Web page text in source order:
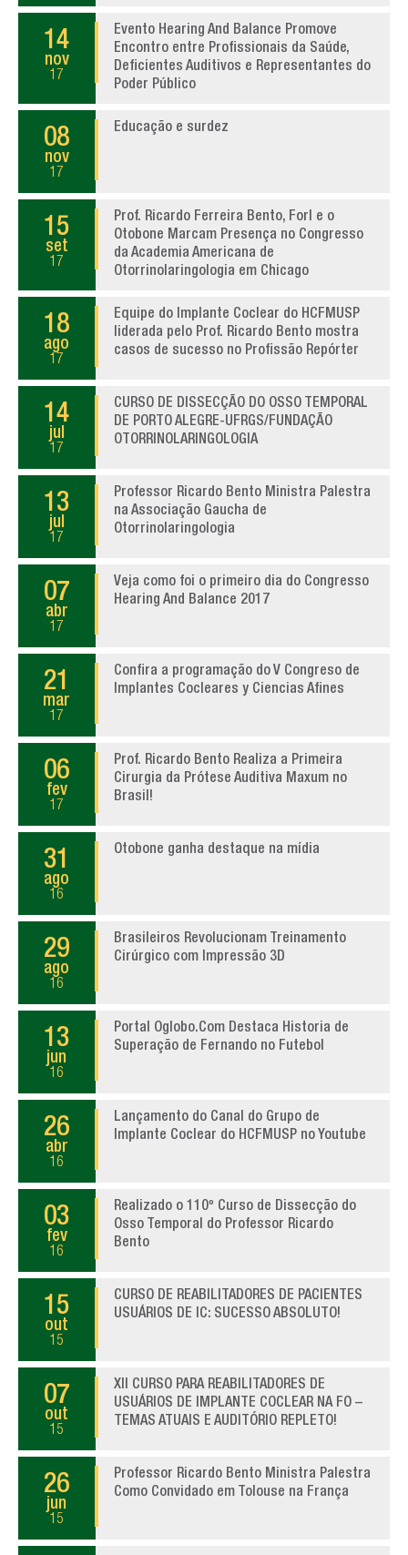
14
nov
17
Evento Hearing And Balance Promove
Encontro entre Profissionais da Saúde,
Deficientes Auditivos e Representantes do
Poder Público
08
nov
17
Educação e surdez
15
set
17
Prof. Ricardo Ferreira Bento, Forl e o
Otobone Marcam Presença no Congresso
da Academia Americana de
Otorrinolaringologia em Chicago
18
ago
17
Equipe do Implante Coclear do HCFMUSP
liderada pelo Prof. Ricardo Bento mostra
casos de sucesso no Profissão Repórter
14
jul
17
CURSO DE DISSECÇÃO DO OSSO TEMPORAL
DE PORTO ALEGRE-UFRGS/FUNDAÇÃO
OTORRINOLARINGOLOGIA
13
jul
17
Professor Ricardo Bento Ministra Palestra
na Associação Gaucha de
Otorrinolaringologia
07
abr
17
Veja como foi o primeiro dia do Congresso
Hearing And Balance 2017
21
mar
17
Confira a programação do V Congreso de
Implantes Cocleares y Ciencias Afines
06
fev
17
Prof. Ricardo Bento Realiza a Primeira
Cirurgia da Prótese Auditiva Maxum no
Brasil!
31
ago
16
Otobone ganha destaque na mídia
29
ago
16
Brasileiros Revolucionam Treinamento
Cirúrgico com Impressão 3D
13
jun
16
Portal Oglobo.Com Destaca Historia de
Superação de Fernando no Futebol
26
abr
16
Lançamento do Canal do Grupo de
Implante Coclear do HCFMUSP no Youtube
03
fev
16
Realizado o 110º Curso de Dissecção do
Osso Temporal do Professor Ricardo
Bento
15
out
15
CURSO DE REABILITADORES DE PACIENTES
USUÁRIOS DE IC: SUCESSO ABSOLUTO!
07
out
15
XII CURSO PARA REABILITADORES DE
USUÁRIOS DE IMPLANTE COCLEAR NA FO –
TEMAS ATUAIS E AUDITÓRIO REPLETO!
26
jun
15
Professor Ricardo Bento Ministra Palestra
Como Convidado em Tolouse na França